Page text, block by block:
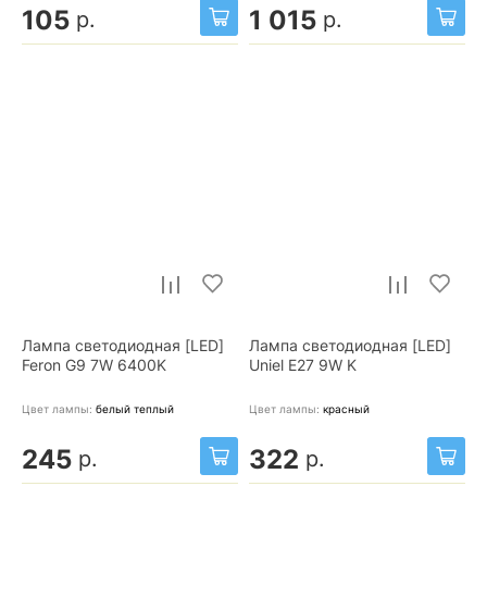
105 р. 1 015 р.
Лампа светодиодная [LED]
Feron G9 7W 6400K
Цвет лампы: белый теплый
245 р.
Лампа светодиодная [LED]
Uniel E27 9W K
Цвет лампы: красный
322 р.